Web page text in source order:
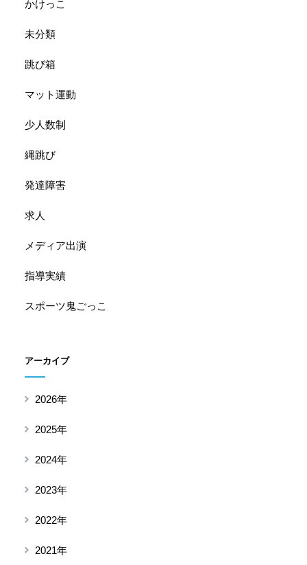
かけっこ
未分類
跳び箱
マット運動
少人数制
縄跳び
発達障害
求人
メディア出演
指導実績
スポーツ鬼ごっこ
アーカイブ
2026年
2025年
2024年
2023年
2022年
2021年